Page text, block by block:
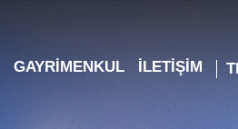
GAYRIMENKUL İLETIŞIM